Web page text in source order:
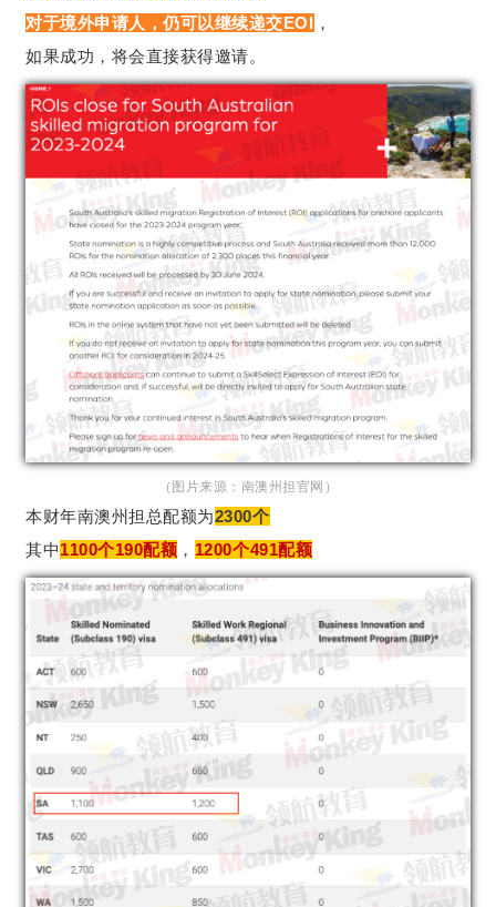
对于境外申请人，仍可以继续递交EOI ，
如果成功，将会直接获得邀请。
（图片来源：南澳州担官网）
本财年南澳州担总配额为2300个
其中1100个190配额 ， 1200个491配额